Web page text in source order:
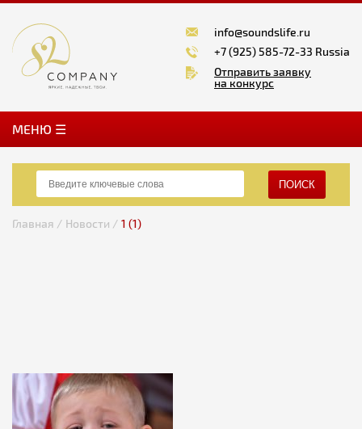
info@soundslife.ru
+7 (925) 585-72-33 Russia
Отправить заявку
на конкурс
MЕНЮ ☰
ПОИСК
Главная / Новости / 1 (1)